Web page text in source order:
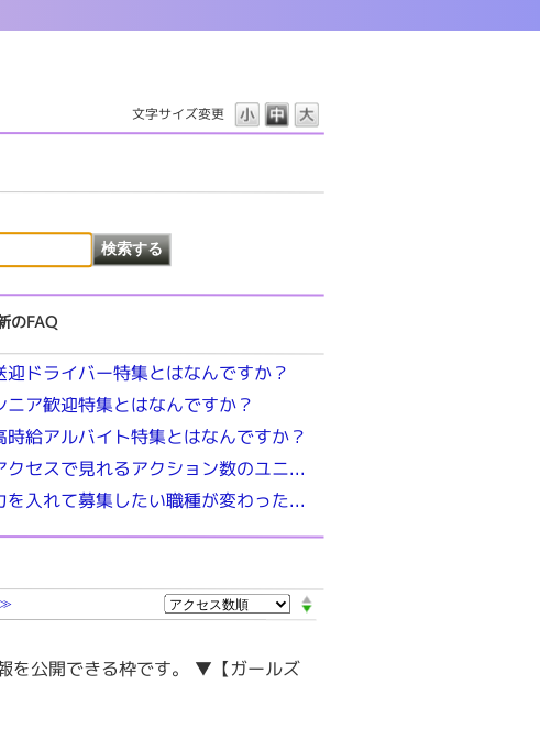
文字サイズ変更
のFAQ
迎ドライバー特集とはなんですか？
ニア歓迎特集とはなんですか？
時給アルバイト特集とはなんですか？
クセスで見れるアクション数のユニ...
を入れて募集したい職種が変わった...
≫
を公開できる枠です。 ▼【ガールズ